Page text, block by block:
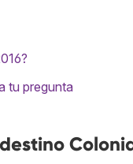
tu pregunta